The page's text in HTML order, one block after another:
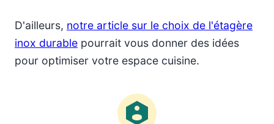
D'ailleurs, notre article sur le choix de l'étagère
inox durable pourrait vous donner des idées
pour optimiser votre espace cuisine.